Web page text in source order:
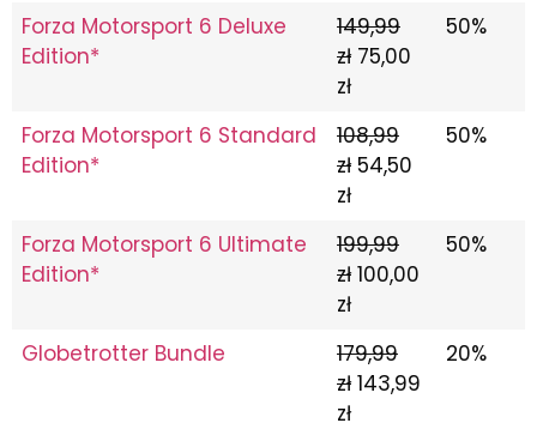
Forza Motorsport 6 Deluxe
Edition*
149,99
zł 75,00
zł
50%
Forza Motorsport 6 Standard
Edition*
108,99
zł 54,50
zł
50%
Forza Motorsport 6 Ultimate
Edition*
199,99
zł 100,00
zł
50%
Globetrotter Bundle
179,99
zł 143,99
zł
20%